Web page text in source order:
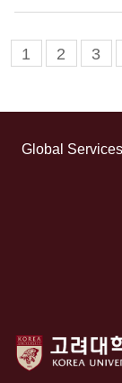
1 2 3
Global